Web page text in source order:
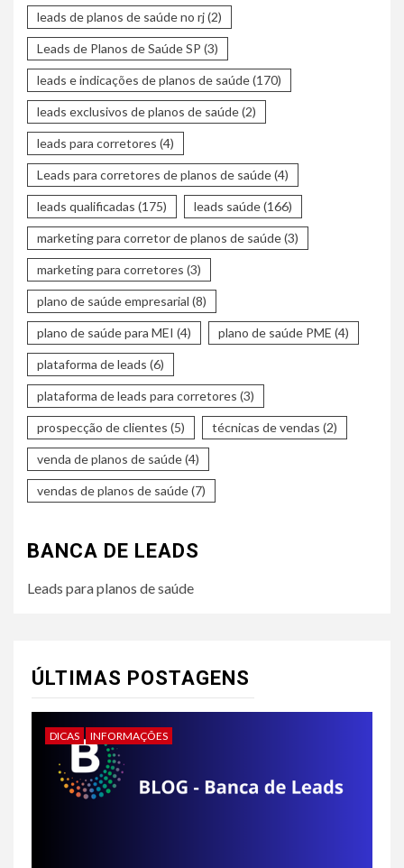
leads de planos de saúde no rj(2)
Leads de Planos de Saúde SP (3)
leads e indicações de planos de saúde(170)
leads exclusivos de planos de saúde(2)
leads para corretores (4)
Leads para corretores de planos de saúde(4)
leads qualificadas (175) leads saúde(166)
marketing para corretor de planos de saúde(3)
marketing para corretores (3)
plano de saúde empresarial (8)
plano de saúde para MEI (4) plano de saúde PME (4)
plataforma de leads (6)
plataforma de leads para corretores (3)
prospecção de clientes (5) técnicas de vendas (2)
venda de planos de saúde(4)
vendas de planos de saúde(7)
BANCA DE LEADS
Leads para planos de saúde
ÚLTIMAS POSTAGENS
DICAS INFORMAÇÕES